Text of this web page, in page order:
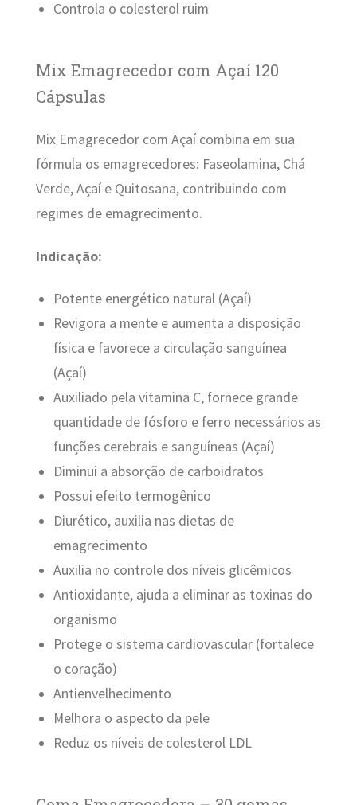
Controla o colesterol ruim
Mix Emagrecedor com Açaí 120
Cápsulas
Mix Emagrecedor com Açaí combina em sua
fórmula os emagrecedores: Faseolamina, Chá
Verde, Açaí e Quitosana, contribuindo com
regimes de emagrecimento.
Indicação:
Potente energético natural (Açaí)
Revigora a mente e aumenta a disposição
física e favorece a circulação sanguínea
(Açaí)
Auxiliado pela vitamina C, fornece grande
quantidade de fósforo e ferro necessários as
funções cerebrais e sanguíneas (Açaí)
Diminui a absorção de carboidratos
Possui efeito termogênico
Diurético, auxilia nas dietas de
emagrecimento
Auxilia no controle dos níveis glicêmicos
Antioxidante, ajuda a eliminar as toxinas do
organismo
Protege o sistema cardiovascular (fortalece
o coração)
Antienvelhecimento
Melhora o aspecto da pele
Reduz os níveis de colesterol LDL